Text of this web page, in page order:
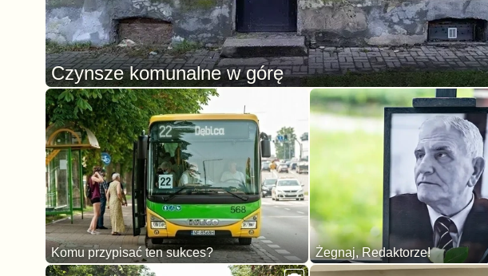
Czynsze komunalne w górę
Komu przypisać ten sukces? Żegnaj, Redaktorze!